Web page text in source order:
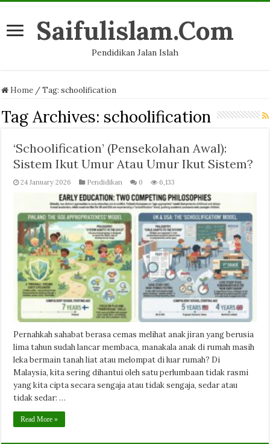
Saifulislam.Com
Pendidikan Jalan Islah
Home /Tag:schoolification
Tag Archives: schoolification
‘Schoolification’ (Pensekolahan Awal):
Sistem Ikut Umur Atau Umur Ikut Sistem?
24 January 2026 Pendidikan 0 6,133
Pernahkah sahabat berasa cemas melihat anak jiran yang berusia
lima tahun sudah lancar membaca, manakala anak di rumah masih
leka bermain tanah liat atau melompat di luar rumah? Di
Malaysia, kita sering dihantui oleh satu perlumbaan tidak rasmi
yang kita cipta secara sengaja atau tidak sengaja, sedar atau
tidak sedar: …
Read More »